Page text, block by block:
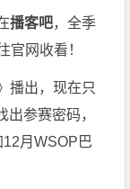
播客吧，全季
官网收看！
播出，现在只
参赛密码，
12月WSOP巴